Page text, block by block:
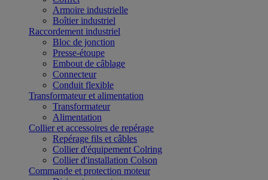
Armoire industrielle
Boîtier industriel
Raccordement industriel
Bloc de jonction
Presse-étoupe
Embout de câblage
Connecteur
Conduit flexible
Transformateur et alimentation
Transformateur
Alimentation
Collier et accessoires de repérage
Repérage fils et câbles
Collier d'équipement Colring
Collier d'installation Colson
Commande et protection moteur